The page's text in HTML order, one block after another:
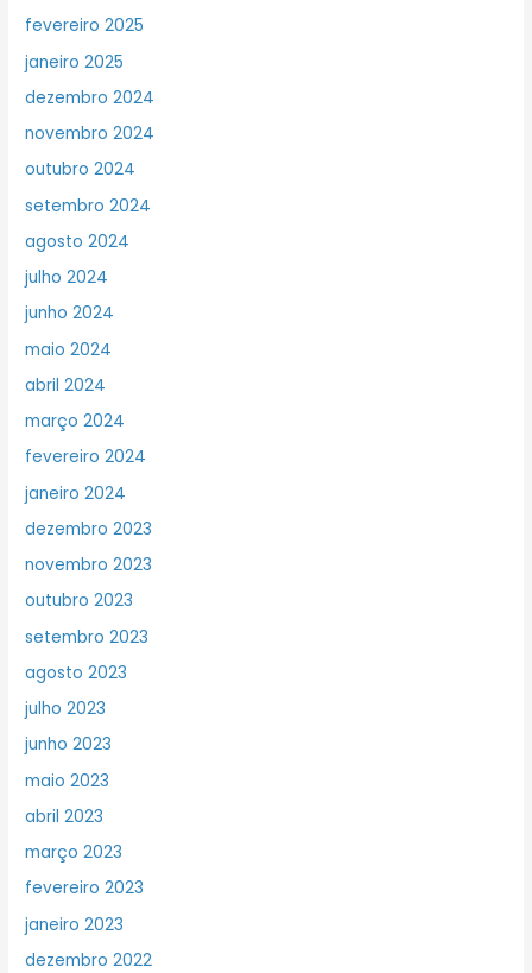
fevereiro 2025
janeiro 2025
dezembro 2024
novembro 2024
outubro 2024
setembro 2024
agosto 2024
julho 2024
junho 2024
maio 2024
abril 2024
março 2024
fevereiro 2024
janeiro 2024
dezembro 2023
novembro 2023
outubro 2023
setembro 2023
agosto 2023
julho 2023
junho 2023
maio 2023
abril 2023
março 2023
fevereiro 2023
janeiro 2023
dezembro 2022